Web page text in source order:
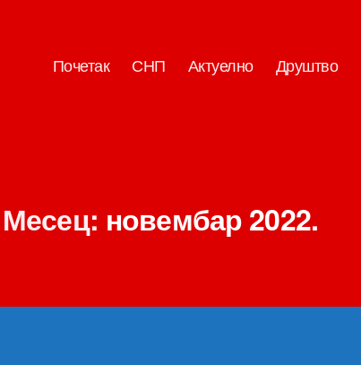
Почетак СНП Актуелно Друштво
Месец: новембар 2022.